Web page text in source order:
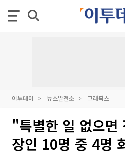
이투데이 뉴스발전소 그래픽스
"특별한 일 없으
장인 10명 중 4명